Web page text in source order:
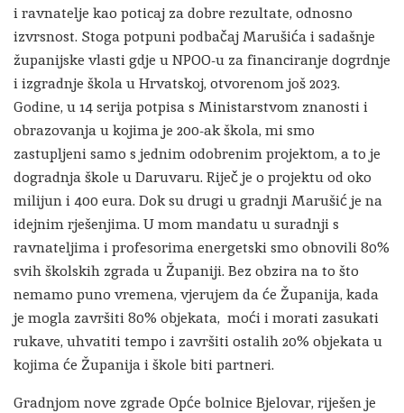
i ravnatelje kao poticaj za dobre rezultate, odnosno
izvrsnost. Stoga potpuni podbačaj Marušića i sadašnje
županijske vlasti gdje u NPOO-u za financiranje dogrdnje
i izgradnje škola u Hrvatskoj, otvorenom još 2023.
Godine, u 14 serija potpisa s Ministarstvom znanosti i
obrazovanja u kojima je 200-ak škola, mi smo
zastupljeni samo s jednim odobrenim projektom, a to je
dogradnja škole u Daruvaru. Riječ je o projektu od oko
milijun i 400 eura. Dok su drugi u gradnji Marušić je na
idejnim rješenjima. U mom mandatu u suradnji s
ravnateljima i profesorima energetski smo obnovili 80%
svih školskih zgrada u Županiji. Bez obzira na to što
nemamo puno vremena, vjerujem da će Županija, kada
je mogla završiti 80% objekata, moći i morati zasukati
rukave, uhvatiti tempo i završiti ostalih 20% objekata u
kojima će Županija i škole biti partneri.
Gradnjom nove zgrade Opće bolnice Bjelovar, riješen je